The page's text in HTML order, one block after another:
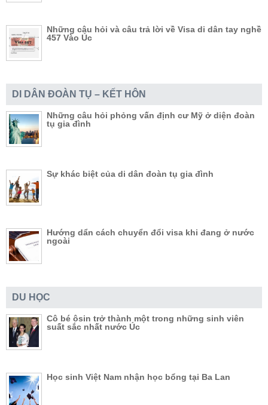
Những câu hỏi và câu trả lời về Visa di dân tay nghề
457 Vào Úc
DI DÂN ĐOÀN TỤ – KẾT HÔN
Những câu hỏi phỏng vấn định cư Mỹ ở diện đoàn
tụ gia đình
Sự khác biệt của di dân đoàn tụ gia đình
Hướng dẩn cách chuyển đổi visa khi đang ở nước
ngoài
DU HỌC
Cô bé ôsin trở thành một trong những sinh viên
suất sắc nhất nước Úc
Học sinh Việt Nam nhận học bổng tại Ba Lan